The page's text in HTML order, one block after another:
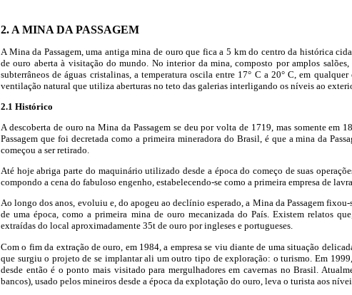
2. A MINA DA PASSAGEM
A Mina da Passagem, uma antiga mina de ouro que fica a 5 km do centro da histórica
de ouro aberta à visitação do mundo. No interior da mina, composto por amplos
subterrâneos de águas cristalinas, a temperatura oscila entre 17° C a 20° C, em
ventilação natural que utiliza aberturas no teto das galerias interligando os níveis ao
2.1 Histórico
A descoberta de ouro na Mina da Passagem se deu por volta de 1719, mas somente em
Passagem que foi decretada como a primeira mineradora do Brasil, é que a mina da
começou a ser retirado.
Até hoje abriga parte do maquinário utilizado desde a época do começo de suas
compondo a cena do fabuloso engenho, estabelecendo-se como a primeira empresa de
Ao longo dos anos, evoluiu e, do apogeu ao declínio esperado, a Mina da Passagem
de uma época, como a primeira mina de ouro mecanizada do País. Existem relatos
extraídas do local aproximadamente 35t de ouro por ingleses e portugueses.
Com o fim da extração de ouro, em 1984, a empresa se viu diante de uma situação
que surgiu o projeto de se implantar ali um outro tipo de exploração: o turismo. Em
desde então é o ponto mais visitado para mergulhadores em cavernas no Brasil.
bancos), usado pelos mineiros desde a época da explotação do ouro, leva o turista aos